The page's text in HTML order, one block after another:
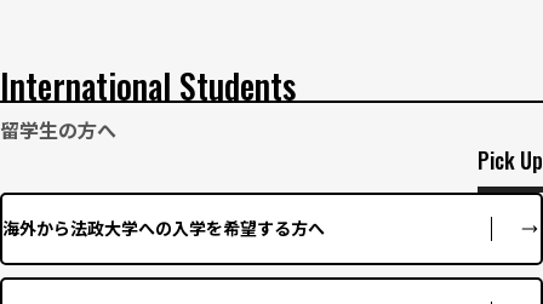
International Students
留学生の方へ
Pick Up
海外から法政大学への入学を希望する方へ